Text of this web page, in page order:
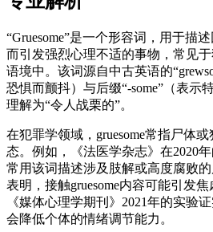
“Gruesome”是一个形容词，用于描
而引发强烈心理不适的事物，常见
语境中。该词源自中古英语的
恐惧而颤抖）与后缀“-some”（表示
理解为“令人战栗的”。
在犯罪学领域，gruesome常指尸体
态。例如，《法医学杂志》在2020
常用该词描述涉及肢解或高度腐败
表明，接触gruesome内容可能引发
《媒体心理学期刊》2021年的实验
会降低个体的情绪调节能力。